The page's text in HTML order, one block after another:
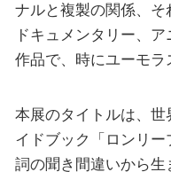
ナルと複製の関係、そ
ドキュメンタリー、
作品で、時にユーモラ
本展のタイトルは、
イドブック「ロンリ
詞の聞き間違いから